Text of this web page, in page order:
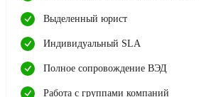
Выделенный юрист
Индивидуальный SLA
Полное сопровождение ВЭД
Работа с группами компаний